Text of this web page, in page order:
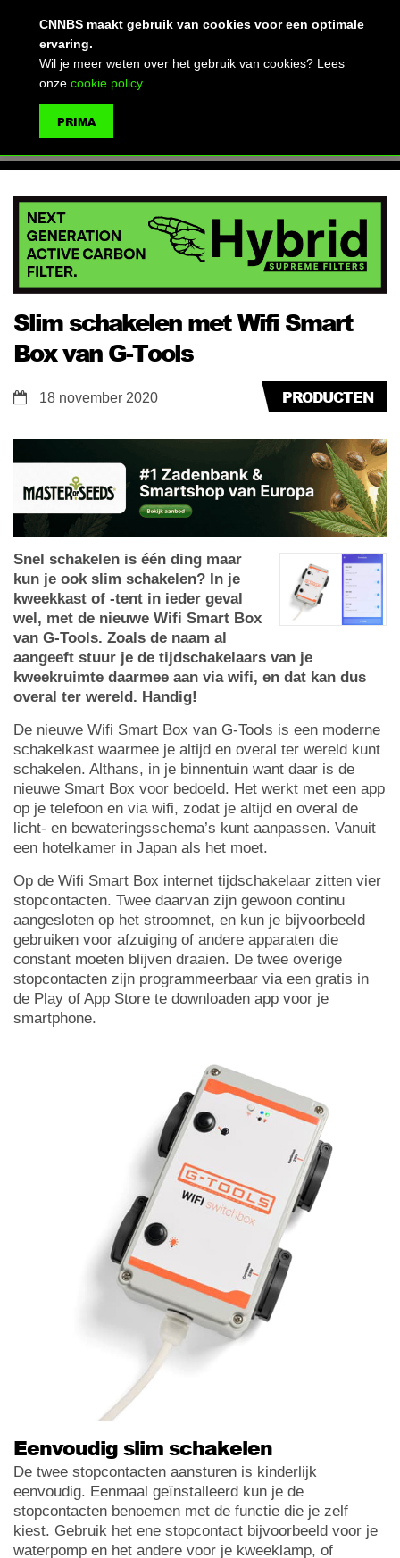
Slim schakelen met Wifi Smart
Box van G-Tools
PRODUCTEN
18 november 2020
Snel schakelen is één ding maar
kun je ook slim schakelen? In je
kweekkast of -tent in ieder geval
wel, met de nieuwe Wifi Smart Box
van G-Tools. Zoals de naam al
aangeeft stuur je de tijdschakelaars van je
kweekruimte daarmee aan via wifi, en dat kan dus
overal ter wereld. Handig!
De nieuwe Wifi Smart Box van G-Tools is een moderne
schakelkast waarmee je altijd en overal ter wereld kunt
schakelen. Althans, in je binnentuin want daar is de
nieuwe Smart Box voor bedoeld. Het werkt met een app
op je telefoon en via wifi, zodat je altijd en overal de
licht- en bewateringsschema’s kunt aanpassen. Vanuit
een hotelkamer in Japan als het moet.
Op de Wifi Smart Box internet tijdschakelaar zitten vier
stopcontacten. Twee daarvan zijn gewoon continu
aangesloten op het stroomnet, en kun je bijvoorbeeld
gebruiken voor afzuiging of andere apparaten die
constant moeten blijven draaien. De twee overige
stopcontacten zijn programmeerbaar via een gratis in
de Play of App Store te downloaden app voor je
smartphone.
Eenvoudig slim schakelen
De twee stopcontacten aansturen is kinderlijk
eenvoudig. Eenmaal geïnstalleerd kun je de
stopcontacten benoemen met de functie die je zelf
kiest. Gebruik het ene stopcontact bijvoorbeeld voor je
waterpomp en het andere voor je kweeklamp, of
CNNBS maakt gebruik van cookies voor een optimale
ervaring.
Wil je meer weten over het gebruik van cookies? Lees
onze cookie policy.
PRIMA